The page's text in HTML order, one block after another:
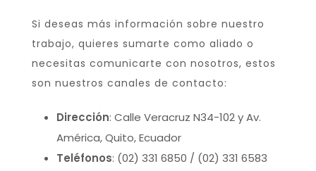
Si deseas más información sobre nuestro
trabajo, quieres sumarte como aliado o
necesitas comunicarte con nosotros, estos
son nuestros canales de contacto:
Dirección: Calle Veracruz N34-102 y Av.
América, Quito, Ecuador
Teléfonos: (02) 331 6850 / (02) 331 6583